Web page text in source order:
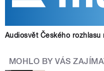
Audiosvět Českého rozhlasu
MOHLO BY VÁS